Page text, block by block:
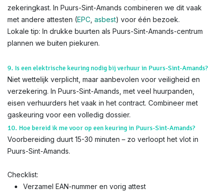
zekeringkast. In Puurs-Sint-Amands combineren we dit vaak
met andere attesten (EPC asbest) voor één bezoek.
Lokale tip: In drukke buurten als Puurs-Sint-Amands-centrum
plannen we buiten piekuren.
9. Is een elektrische keuring nodig bij verhuur in Puurs-Sint-Amands?
Niet wettelijk verplicht, maar aanbevolen voor veiligheid en
verzekering. In Puurs-Sint-Amands, met veel huurpanden,
eisen verhuurders het vaak in het contract. Combineer met
gaskeuring voor een volledig dossier.
10. Hoe bereid ik me voor op een keuring in Puurs-Sint-Amands?
Voorbereiding duurt 15-30 minuten – zo verloopt het vlot in
Puurs-Sint-Amands.
Checklist:
Verzamel EAN-nummer en vorig attest